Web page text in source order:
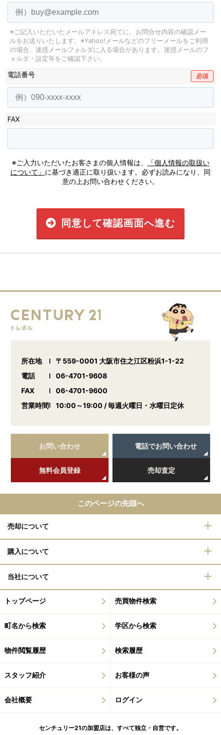
※ご記入いただいたメールアドレス宛てに、お問合せ内容の確認メー
ルをお送りいたします。 ※Yahoo!メールなどのフリーメールをご利用
の場合、迷惑メールフォルダに入る場合があります。 迷惑メールのフ
ォルダ・設定等をご確認下さい。
電話番号 必須
FAX
※ご入力いただいたお客さまの個人情報は、
「個人情報の取扱い
について」 に基づき適正に取り扱います。必ずお読みになり、同
意の上お問い合わせください。
同意して確認画面へ進む
所在地
〒559-0001 大阪市住之江区粉浜1-1-22
電話
06-4701-9608
FAX
06-4701-9600
営業時間
10:00～19:00 / 毎週火曜日・水曜日定休
お問い合わせ 電話でお問い合わせ
無料会員登録 売却査定
このページの先頭へ
売却について
購入について
当社について
トップページ 売買物件検索
町名から検索 学区から検索
物件閲覧履歴 検索履歴
スタッフ紹介 お客様の声
会社概要 ログイン
センチュリー21の加盟店は、すべて独立・自営です。